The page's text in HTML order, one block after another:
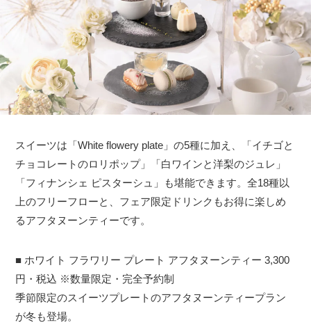
スイーツは「White flowery plate」の5種に加え、「イチゴと
チョコレートのロリポップ」「白ワインと洋梨のジュレ」
「フィナンシェ ピスターシュ」も堪能できます。全18種以
上のフリーフローと、フェア限定ドリンクもお得に楽しめ
るアフタヌーンティーです。
■ ホワイト フラワリー プレート アフタヌーンティー 3,300
円・税込 ※数量限定・完全予約制
季節限定のスイーツプレートのアフタヌーンティープラン
が冬も登場。